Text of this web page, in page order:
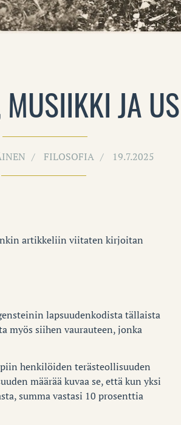
MUSIIKKI JA
FILOSOFIA 19.7.2025
artikkeliin viitaten kirjoitan
lapsuudenkodista tällaista
myös siihen vaurauteen, jonka
henkilöiden terästeollisuuden
määrää kuvaa se, että kun yksi
summa vastasi 10 prosenttia